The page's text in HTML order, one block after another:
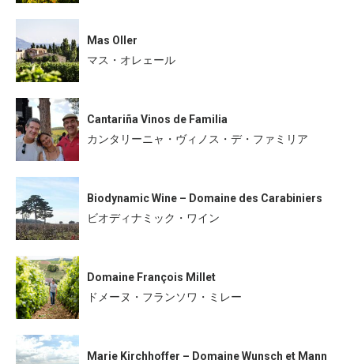
Mas Oller
マス・オレェール
Cantariña Vinos de Familia
カンタリーニャ・ヴィノス・デ・ファミリア
Biodynamic Wine – Domaine des Carabiniers
ビオディナミック・ワイン
Domaine François Millet
ドメーヌ・フランソワ・ミレー
Marie Kirchhoffer – Domaine Wunsch et Mann